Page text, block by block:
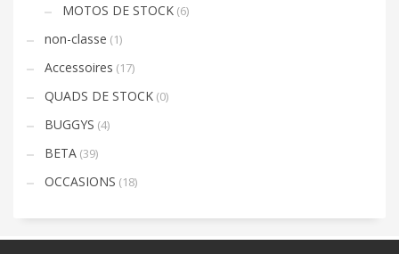
MOTOS DE STOCK (6)
non-classe (1)
Accessoires (17)
QUADS DE STOCK (0)
BUGGYS (4)
BETA (39)
OCCASIONS (18)